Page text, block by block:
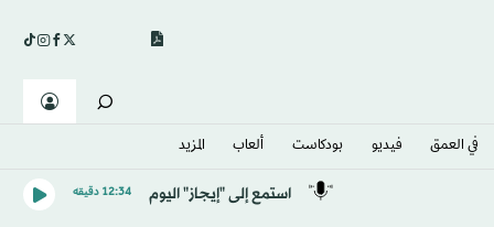
في العمق فيديو بودكاست ألعاب المزيد
استمع إلى "إيجاز" اليوم 12:34 دقيقه